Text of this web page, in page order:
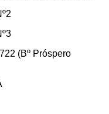
(Bº Próspero